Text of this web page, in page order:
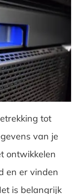
tot
van je
ontwikkelen
en er vinden
is belangrijk